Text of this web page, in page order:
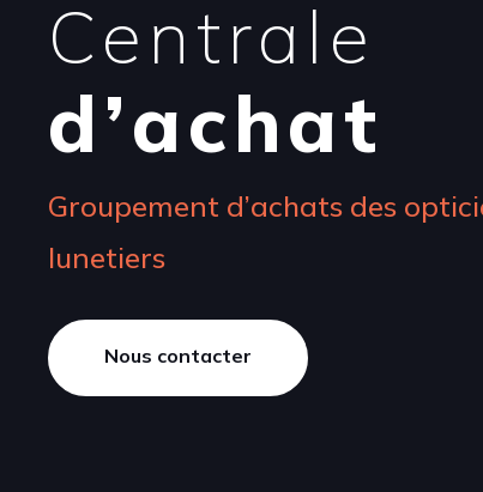
Centrale
d’achat
Groupement d’achats des
lunetiers
Nous contacter